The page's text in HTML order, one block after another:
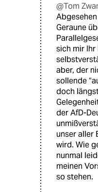
@Tom
Geraune
sich mir
aber, der
sollende
doch
der AfD-
unser aller
wird. Wie
nunmal
meinen
so stehen.